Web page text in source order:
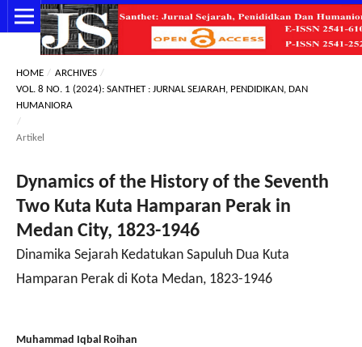
HOME / ARCHIVES /
VOL. 8 NO. 1 (2024): SANTHET : JURNAL SEJARAH, PENDIDIKAN, DAN
HUMANIORA
/
Artikel
Dynamics of the History of the Seventh
Two Kuta Kuta Hamparan Perak in
Medan City, 1823-1946
Dinamika Sejarah Kedatukan Sapuluh Dua Kuta
Hamparan Perak di Kota Medan, 1823-1946
Muhammad Iqbal Roihan